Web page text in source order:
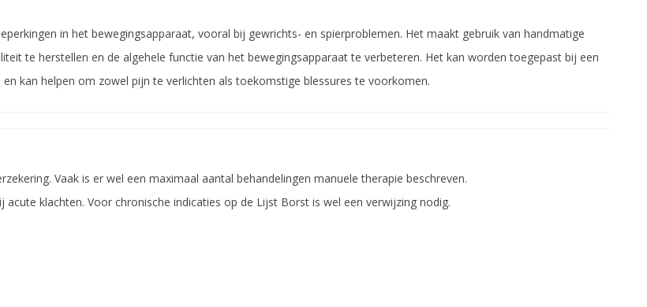
in het bewegingsapparaat, vooral bij gewrichts- en spierproblemen. Het maakt gebruik van handmatige
te herstellen en de algehele functie van het bewegingsapparaat te verbeteren. Het kan worden toegepast bij een
kan helpen om zowel pijn te verlichten als toekomstige blessures te voorkomen.
Vaak is er wel een maximaal aantal behandelingen manuele therapie beschreven.
klachten. Voor chronische indicaties op de Lijst Borst is wel een verwijzing nodig.